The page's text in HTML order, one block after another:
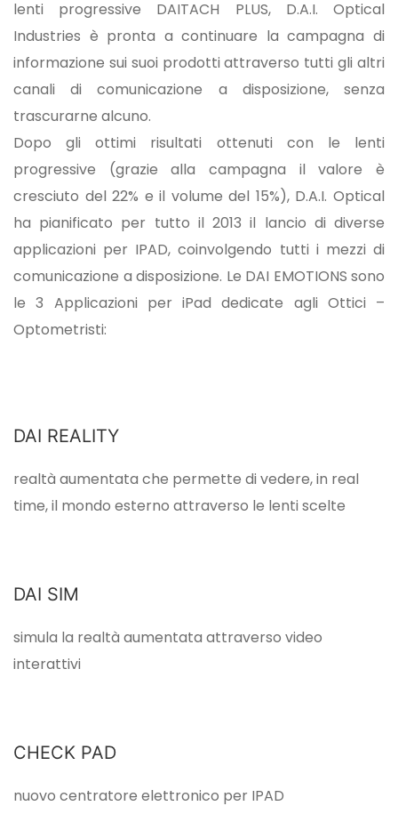
lenti progressive DAITACH PLUS, D.A.I. Optical
Industries è pronta a continuare la campagna di
informazione sui suoi prodotti attraverso tutti gli altri
canali di comunicazione a disposizione, senza
trascurarne alcuno.
Dopo gli ottimi risultati ottenuti con le lenti
progressive (grazie alla campagna il valore è
cresciuto del 22% e il volume del 15%), D.A.I. Optical
ha pianificato per tutto il 2013 il lancio di diverse
applicazioni per IPAD, coinvolgendo tutti i mezzi di
comunicazione a disposizione. Le DAI EMOTIONS sono
le 3 Applicazioni per iPad dedicate agli Ottici –
Optometristi:
DAI REALITY
realtà aumentata che permette di vedere, in real
time, il mondo esterno attraverso le lenti scelte
DAI SIM
simula la realtà aumentata attraverso video
interattivi
CHECK PAD
nuovo centratore elettronico per IPAD